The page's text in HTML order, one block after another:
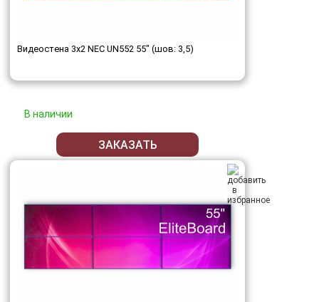
Видеостена 3x2 NEC UN552 55" (шов: 3,5)
В наличии
ЗАКАЗАТЬ